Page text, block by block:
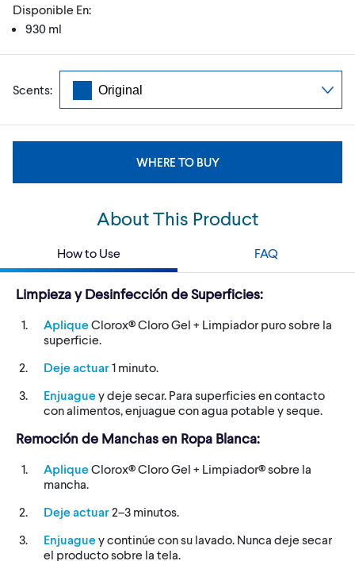
Disponible En:
930 ml
Scents:
WHERE TO BUY
About This Product
How to Use FAQ
Limpieza y Desinfección de Superficies:
ApliqueClorox® Cloro Gel + Limpiador puro sobre la
superficie.
Deje actuar1 minuto.
Enjuaguey deje secar. Para superficies en contacto
con alimentos, enjuague con agua potable y seque.
Remoción de Manchas en Ropa Blanca:
ApliqueClorox® Cloro Gel + Limpiador® sobre la
mancha.
Deje actuar2–3 minutos.
Enjuaguey continúe con su lavado. Nunca deje secar
el producto sobre la tela.